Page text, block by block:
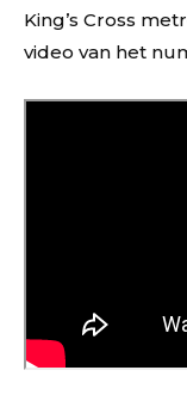
King’s Cross
video van het